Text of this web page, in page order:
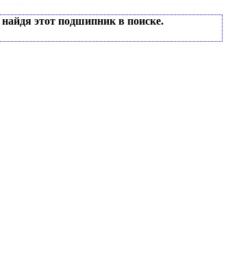
этот подшипник в поиске.